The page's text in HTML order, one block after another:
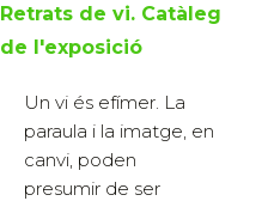
Retrats de vi. Catàleg
de l'exposició
Un vi és efímer. La
paraula i la imatge, en
canvi, poden
presumir de ser